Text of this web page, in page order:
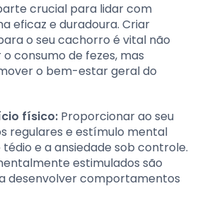
crucial para lidar com
eficaz e duradoura. Criar
o seu cachorro é vital não
consumo de fezes, mas
o bem-estar geral do
físico: Proporcionar ao seu
regulares e estímulo mental
e a ansiedade sob controle.
estimulados são
desenvolver comportamentos